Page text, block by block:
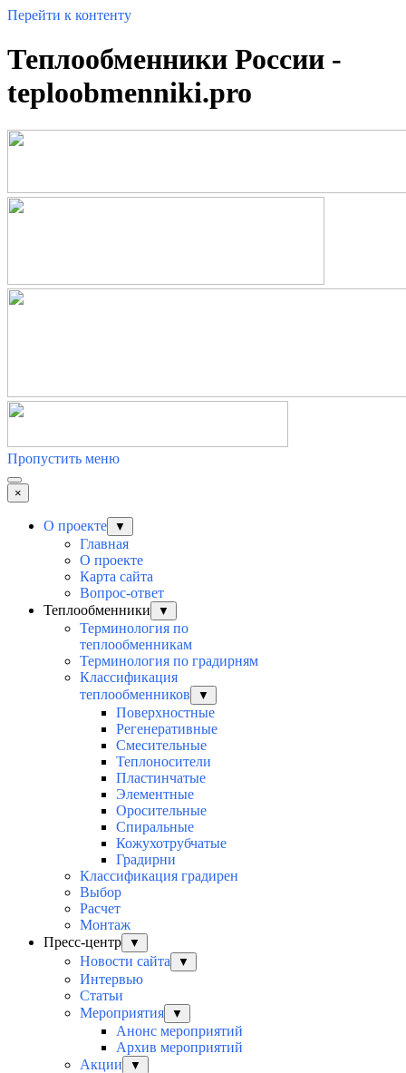
Перейти к контенту
Теплообменники России -
teploobmenniki.pro
Пропустить меню
×
О проекте ▼
Главная
О проекте
Карта сайта
Вопрос-ответ
Теплообменники
▼
Терминология по
теплообменникам
Терминология по градирням
Классификация
теплообменников
▼
Поверхностные
Регенеративные
Смесительные
Теплоносители
Пластинчатые
Элементные
Оросительные
Спиральные
Кожухотрубчатые
Градирни
Классификация градирен
Выбор
Расчет
Монтаж
Пресс-центр
▼
Новости сайта ▼
Интервью
Статьи
Мероприятия
▼
Анонс мероприятий
Архив мероприятий
Акции
▼